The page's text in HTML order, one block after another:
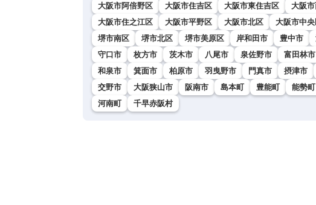
大阪市阿倍野区
大阪市住吉区 大阪市東住吉区 大阪
大阪市住之江区
大阪市平野区 大阪市北区 大阪市中
堺市南区
堺市北区 堺市美原区 岸和田市 豊中市
守口市
枚方市 茨木市 八尾市 泉佐野市 富田林市
和泉市
箕面市 柏原市 羽曳野市 門真市 摂津市
交野市
大阪狭山市 阪南市 島本町 豊能町 能勢町
河南町
千早赤阪村